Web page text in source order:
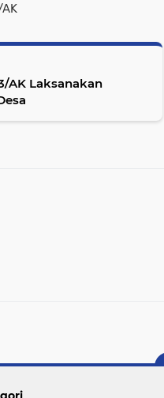
AK Laksanakan